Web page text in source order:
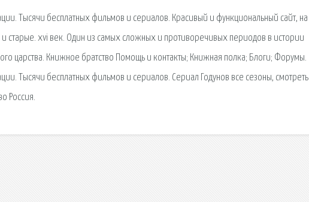
Тысячи бесплатных фильмов и сериалов. Красивый и функциональный сайт, на
и старые. xvi век. Один из самых сложных и противоречивых периодов в истории
царства. Книжное братство Помощь и контакты; Книжная полка; Блоги; Форумы.
Тысячи бесплатных фильмов и сериалов. Сериал Годунов все сезоны, смотреть
Россия.